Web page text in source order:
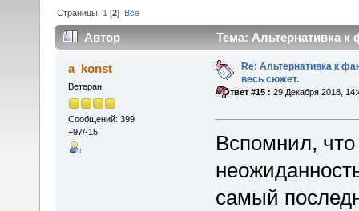
Страницы: 1 [2] Все
Автор Тема: Альтернативка
a_konst
Ветеран
Сообщений: 399
+97/-15
Re: Альтернативка к
весь сюжет.
«Ответ #15 : 29 Декабря 2018,
Вспомнил,
самый